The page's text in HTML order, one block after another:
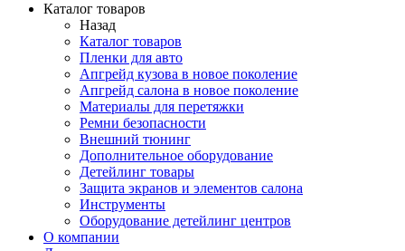
Каталог товаров
Назад
Каталог товаров
Пленки для авто
Апгрейд кузова в новое поколение
Апгрейд салона в новое поколение
Материалы для перетяжки
Ремни безопасности
Внешний тюнинг
Дополнительное оборудование
Детейлинг товары
Защита экранов и элементов салона
Инструменты
Оборудование детейлинг центров
О компании